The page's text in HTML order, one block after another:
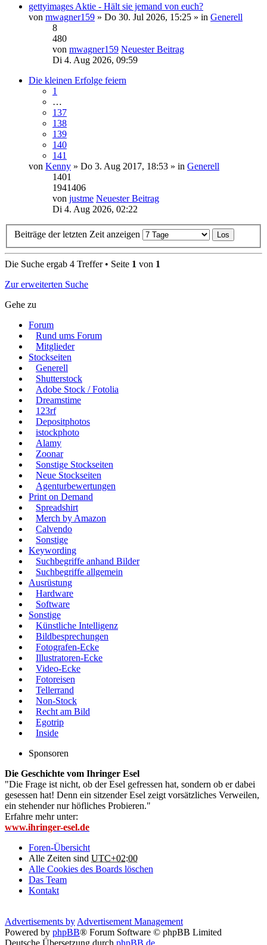
gettyimages Aktie - Hält sie jemand von euch?
von mwagner159 » Do 30. Jul 2026, 15:25 » in Generell
8
480
von mwagner159 Neuester Beitrag
Di 4. Aug 2026, 09:59
Die kleinen Erfolge feiern
1
…
137
138
139
140
141
von Kenny » Do 3. Aug 2017, 18:53 » in Generell
1401
1941406
von justme Neuester Beitrag
Di 4. Aug 2026, 02:22
Beiträge der letzten Zeit anzeigen
Die Suche ergab 4 Treffer • Seite 1 von 1
Zur erweiterten Suche
Gehe zu
Forum
Rund ums Forum
Mitglieder
Stockseiten
Generell
Shutterstock
Adobe Stock / Fotolia
Dreamstime
123rf
Depositphotos
istockphoto
Alamy
Zoonar
Sonstige Stockseiten
Neue Stockseiten
Agenturbewertungen
Print on Demand
Spreadshirt
Merch by Amazon
Calvendo
Sonstige
Keywording
Suchbegriffe anhand Bilder
Suchbegriffe allgemein
Ausrüstung
Hardware
Software
Sonstige
Künstliche Intelligenz
Bildbesprechungen
Fotografen-Ecke
Illustratoren-Ecke
Video-Ecke
Fotoreisen
Tellerrand
Non-Stock
Recht am Bild
Egotrip
Inside
Sponsoren
Die Geschichte vom Ihringer Esel
"Die Frage ist nicht, ob der Esel gefressen hat, sondern ob er dabei
gesessen hat! Denn ein sitzender Esel zeigt vorsätzliches Verweilen,
ein stehender nur höfliches Probieren."
Erfahre mehr unter:
www.ihringer-esel.de
Foren-Übersicht
Alle Zeiten sind UTC+02:00
Alle Cookies des Boards löschen
Das Team
Kontakt
Advertisements byAdvertisement Management
Powered by phpBB® Forum Software © phpBB Limited